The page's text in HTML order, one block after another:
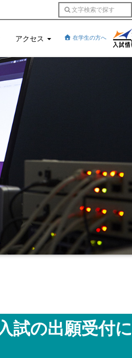
アクセス 在学生の方へ
試の出願受付に